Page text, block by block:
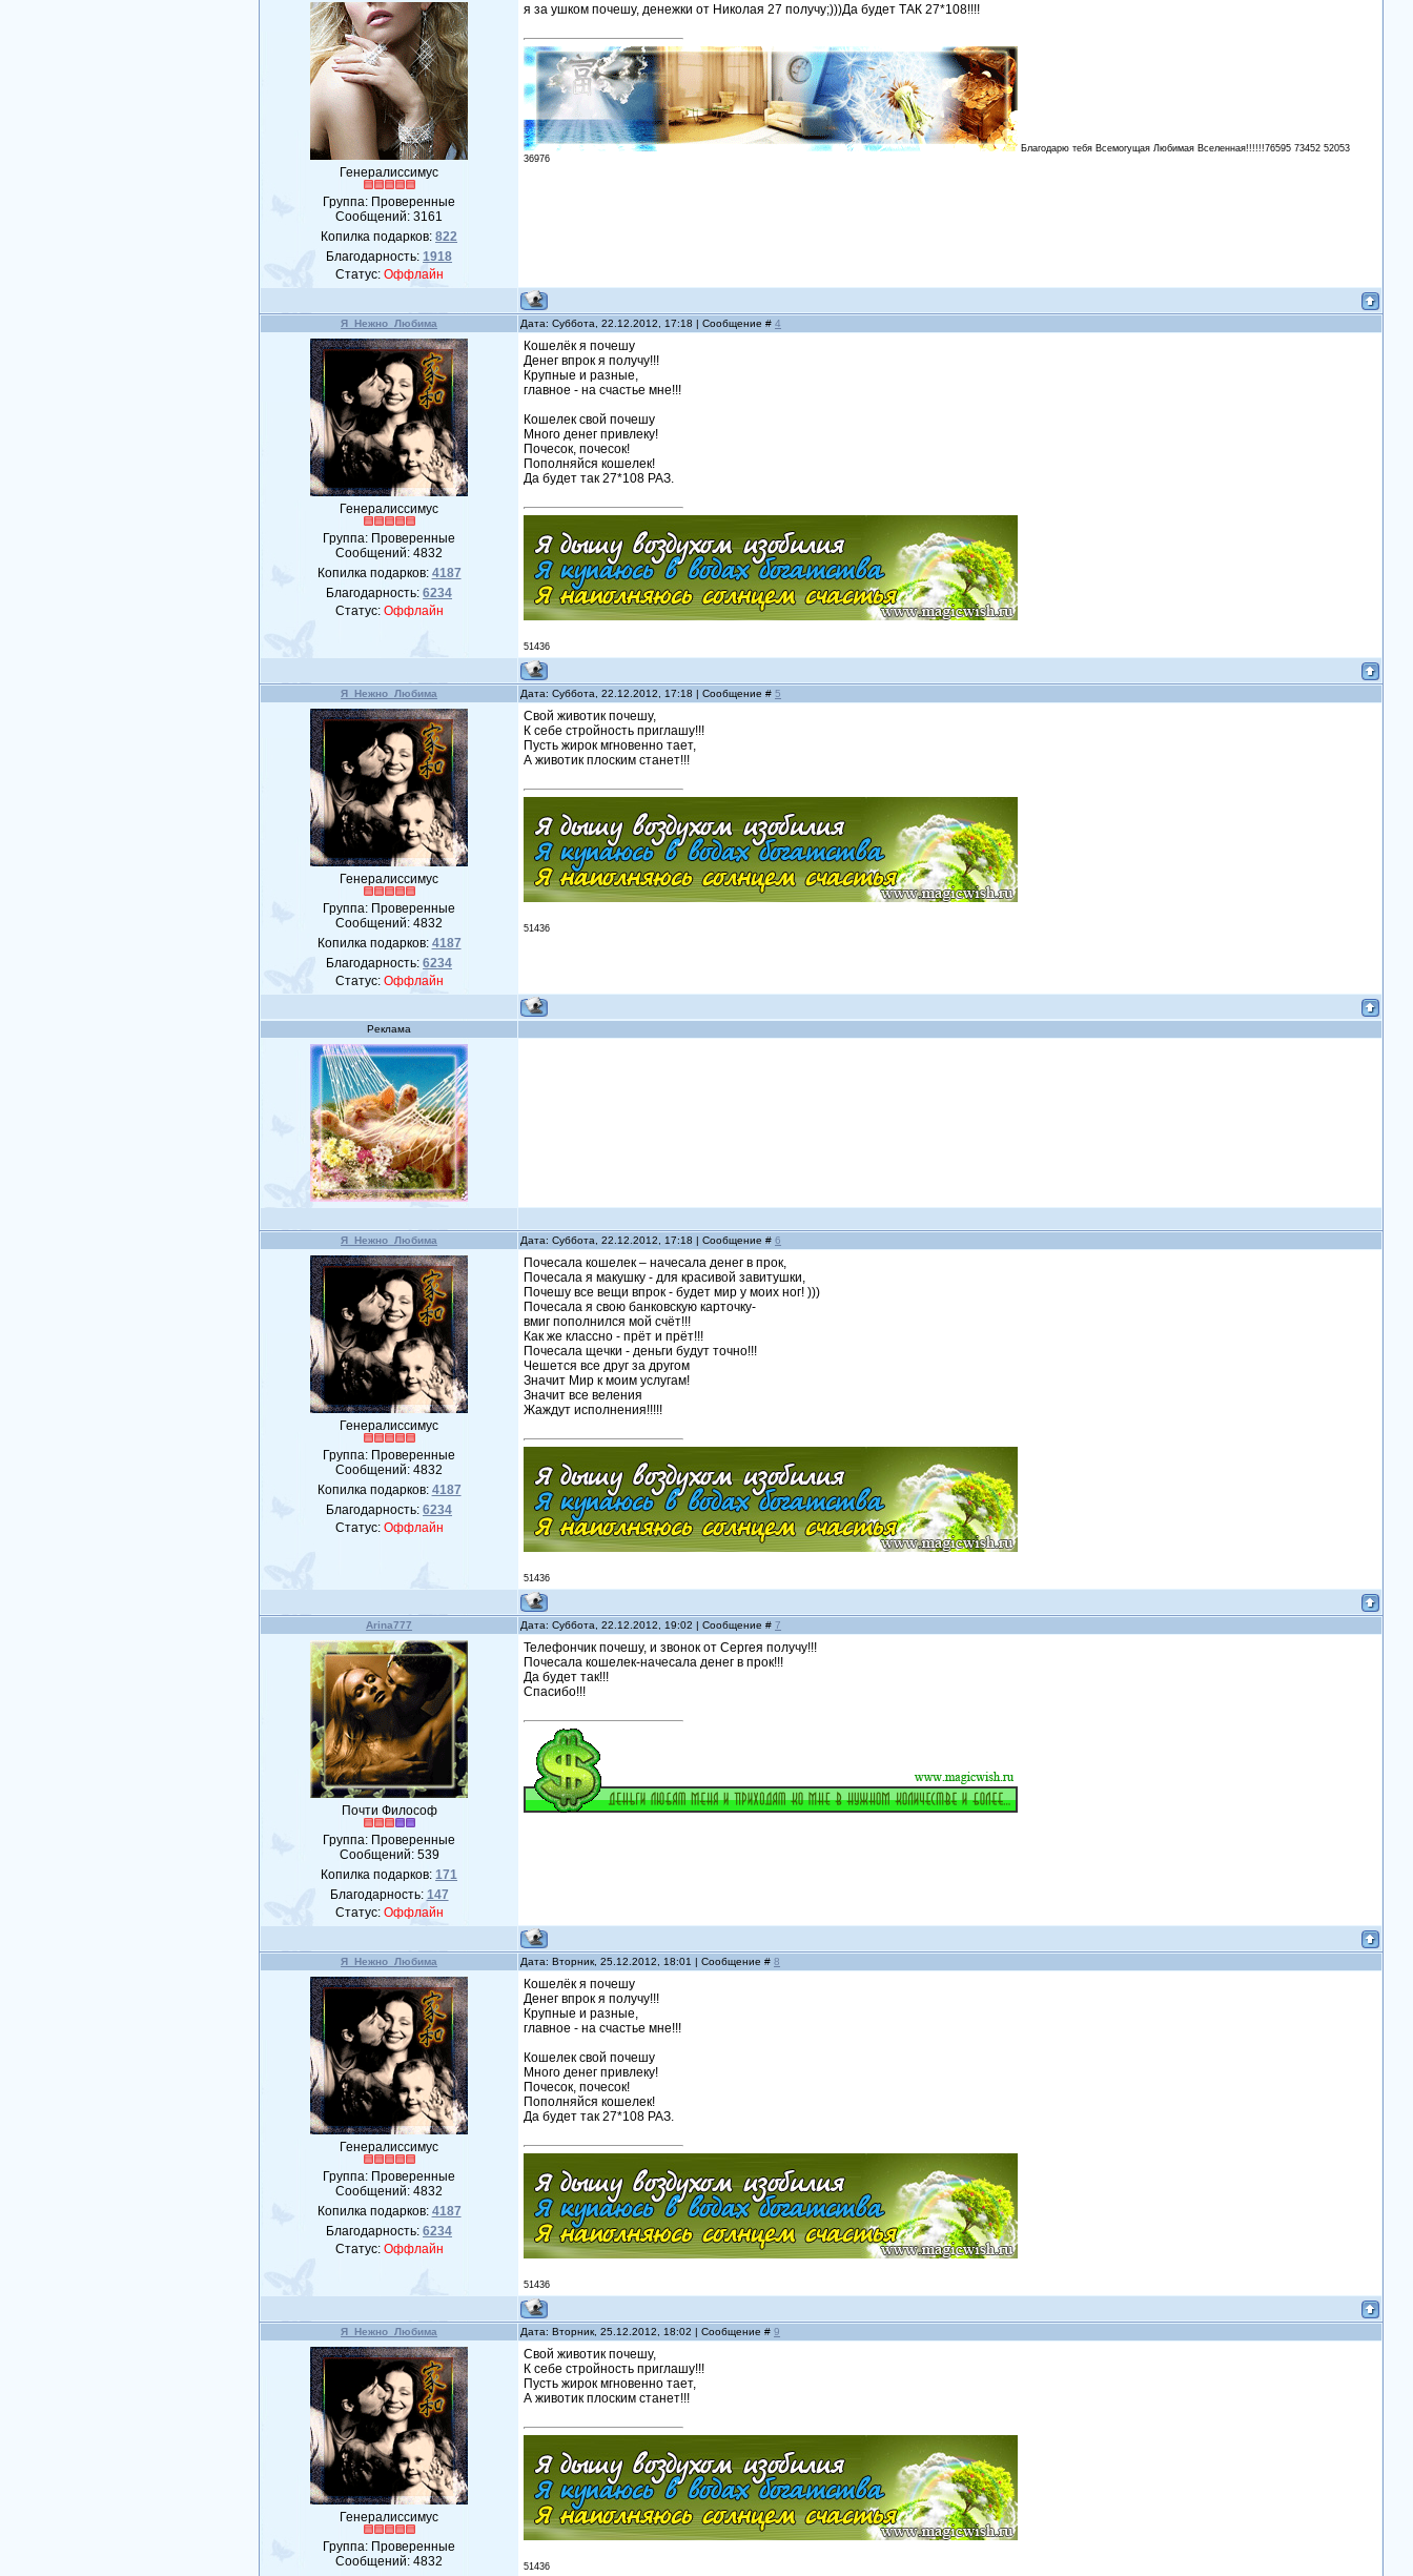
Генералиссимус
Группа: Проверенные
Сообщений:3161
Копилка подарков:822
Благодарность:1918
Статус: Оффлайн
я за ушком почешу, денежки от Николая 27 получу;)))Да будет ТАК 27*108!!!!
Благодарю тебя Всемогущая Любимая Вселенная!!!!!!76595 73452 52053
36976
Я_Нежно_Любима Дата: Суббота, 22.12.2012, 17:18 | Сообщение #4
Генералиссимус
Группа: Проверенные
Сообщений:4832
Копилка подарков: 4187
Благодарность:6234
Статус: Оффлайн
Кошелёк я почешу
Денег впрок я получу!!!
Крупные и разные,
главное - на счастье мне!!!
Кошелек свой почешу
Много денег привлеку!
Почесок, почесок!
Пополняйся кошелек!
Да будет так 27*108 РАЗ.
51436
Я_Нежно_Любима Дата: Суббота, 22.12.2012, 17:18 | Сообщение #5
Генералиссимус
Группа: Проверенные
Сообщений:4832
Копилка подарков: 4187
Благодарность:6234
Статус: Оффлайн
Свой животик почешу,
К себе стройность приглашу!!!
Пусть жирок мгновенно тает,
А животик плоским станет!!!
51436
Реклама
Я_Нежно_Любима Дата: Суббота, 22.12.2012, 17:18 | Сообщение #6
Генералиссимус
Группа: Проверенные
Сообщений:4832
Копилка подарков: 4187
Благодарность:6234
Статус: Оффлайн
Почесала кошелек – начесала денег в прок,
Почесала я макушку - для красивой завитушки,
Почешу все вещи впрок - будет мир у моих ног! )))
Почесала я свою банковскую карточку-
вмиг пополнился мой счёт!!!
Как же классно - прёт и прёт!!!
Почесала щечки - деньги будут точно!!!
Чешется все друг за другом
Значит Мир к моим услугам!
Значит все веления
Жаждут исполнения!!!!!
51436
Arina777 Дата: Суббота, 22.12.2012, 19:02 | Сообщение #7
Почти Философ
Группа: Проверенные
Сообщений: 539
Копилка подарков:171
Благодарность: 147
Статус: Оффлайн
Телефончик почешу, и звонок от Сергея получу!!!
Почесала кошелек-начесала денег в прок!!!
Да будет так!!!
Спасибо!!!
Я_Нежно_Любима Дата: Вторник, 25.12.2012, 18:01 | Сообщение #8
Генералиссимус
Группа: Проверенные
Сообщений:4832
Копилка подарков: 4187
Благодарность:6234
Статус: Оффлайн
Кошелёк я почешу
Денег впрок я получу!!!
Крупные и разные,
главное - на счастье мне!!!
Кошелек свой почешу
Много денег привлеку!
Почесок, почесок!
Пополняйся кошелек!
Да будет так 27*108 РАЗ.
51436
Я_Нежно_Любима Дата: Вторник, 25.12.2012, 18:02 | Сообщение #9
Генералиссимус
Группа: Проверенные
Сообщений:4832
Свой животик почешу,
К себе стройность приглашу!!!
Пусть жирок мгновенно тает,
А животик плоским станет!!!
51436